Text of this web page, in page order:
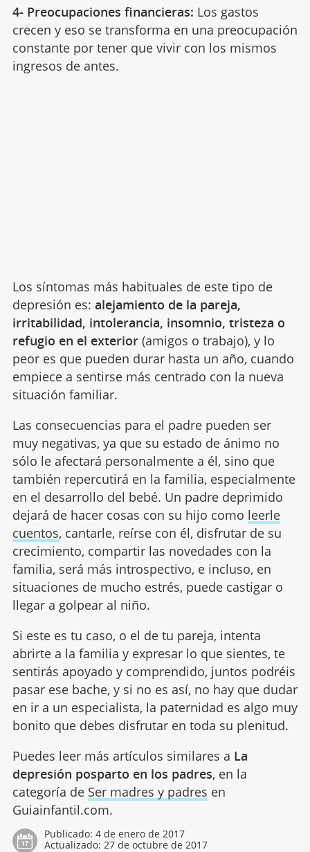
4- Preocupaciones financieras: Los gastos
crecen y eso se transforma en una preocupación
constante por tener que vivir con los mismos
ingresos de antes.
Los síntomas más habituales de este tipo de
depresión es: alejamiento de la pareja,
irritabilidad, intolerancia, insomnio, tristeza o
refugio en el exterior(amigos o trabajo), y lo
peor es que pueden durar hasta un año, cuando
empiece a sentirse más centrado con la nueva
situación familiar.
Las consecuencias para el padre pueden ser
muy negativas, ya que su estado de ánimo no
sólo le afectará personalmente a él, sino que
también repercutirá en la familia, especialmente
en el desarrollo del bebé. Un padre deprimido
dejará de hacer cosas con su hijo como leerle
cuentos, cantarle, reírse con él, disfrutar de su
crecimiento, compartir las novedades con la
familia, será más introspectivo, e incluso, en
situaciones de mucho estrés, puede castigar o
llegar a golpear al niño.
Si este es tu caso, o el de tu pareja, intenta
abrirte a la familia y expresar lo que sientes, te
sentirás apoyado y comprendido, juntos podréis
pasar ese bache, y si no es así, no hay que dudar
en ir a un especialista, la paternidad es algo muy
bonito que debes disfrutar en toda su plenitud.
Puedes leer más artículos similares a La
depresión posparto en los padres, en la
categoría de Ser madres y padres en
Guiainfantil.com.
Publicado: 4 de enero de 2017
Actualizado: 27 de octubre de 2017